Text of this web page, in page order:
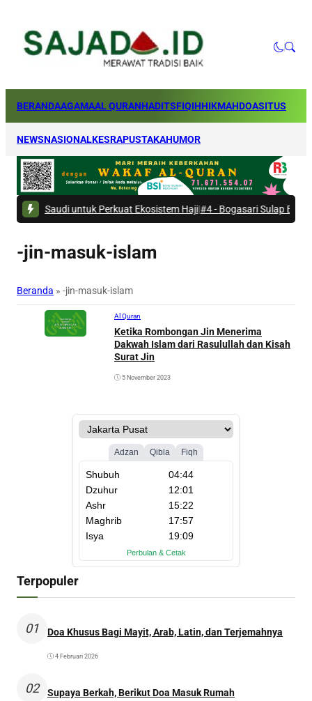
BERANDAAGAMAAL QURANHADITSFIQIHHIKMAHDOASITUS
NEWSNASIONALKESRAPUSTAKAHUMOR
Saudi untuk Perkuat Ekosistem Haji|#4 -Bogasari Sulap Bantaran Kali
-jin-masuk-islam
Beranda » -jin-masuk-islam
Al Quran
Ketika Rombongan Jin Menerima
Dakwah Islam dari Rasulullah dan Kisah
Surat Jin
5 November 2023
Terpopuler
01 Doa Khusus Bagi Mayit, Arab, Latin, dan Terjemahnya
4 Februari 2026
02 Supaya Berkah, Berikut Doa Masuk Rumah